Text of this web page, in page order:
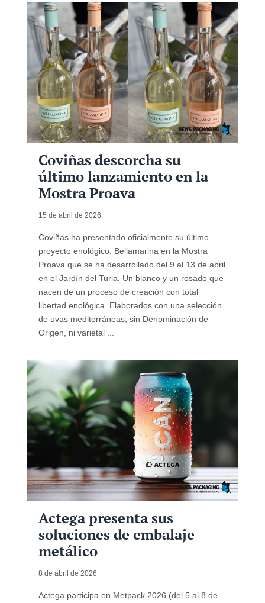
Coviñas descorcha su
último lanzamiento en la
Mostra Proava
15 de abril de 2026
Coviñas ha presentado oficialmente su último
proyecto enológico: Bellamarina en la Mostra
Proava que se ha desarrollado del 9 al 13 de abril
en el Jardín del Turia. Un blanco y un rosado que
nacen de un proceso de creación con total
libertad enológica. Elaborados con una selección
de uvas mediterráneas, sin Denominación de
Origen, ni varietal ...
Actega presenta sus
soluciones de embalaje
metálico
8 de abril de 2026
Actega participa en Metpack 2026 (del 5 al 8 de